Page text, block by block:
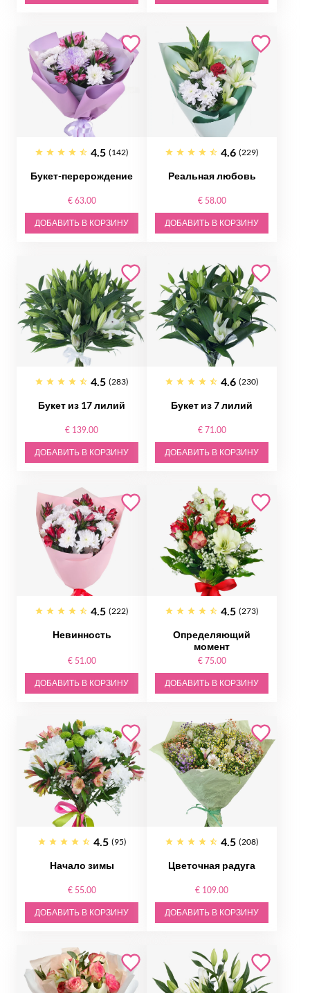
4.5 (142)
Букет-перерождение
€ 63.00
ДОБАВИТЬ В КОРЗИНУ
4.6 (229)
Реальная любовь
€ 58.00
ДОБАВИТЬ В КОРЗИНУ
4.5 (283)
Букет из 17 лилий
€ 139.00
ДОБАВИТЬ В КОРЗИНУ
4.6 (230)
Букет из 7 лилий
€ 71.00
ДОБАВИТЬ В КОРЗИНУ
4.5 (222)
Невинность
€ 51.00
ДОБАВИТЬ В КОРЗИНУ
4.5 (273)
Определяющий
момент
€ 75.00
ДОБАВИТЬ В КОРЗИНУ
4.5 (95)
Начало зимы
€ 55.00
ДОБАВИТЬ В КОРЗИНУ
4.5 (208)
Цветочная радуга
€ 109.00
ДОБАВИТЬ В КОРЗИНУ